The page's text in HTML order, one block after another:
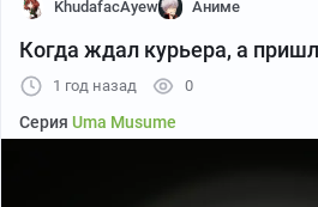
KhudafacAyew Аниме
Когда ждал курьера, а
1 год назад 0
Серия Uma Musume